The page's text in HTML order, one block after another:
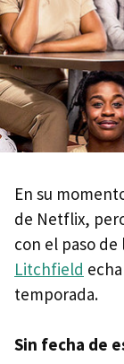
En su
de Netflix,
con el paso de
Litchfield
temporada.
Sin fecha de